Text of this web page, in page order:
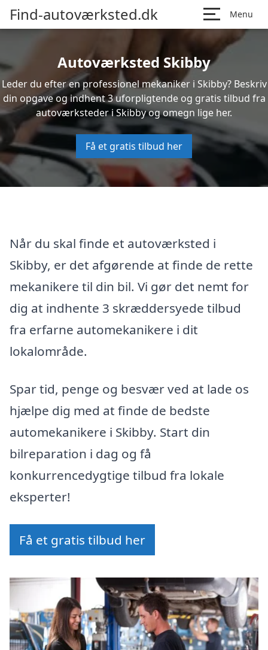
Find-autoværksted.dk Menu
Autoværksted Skibby
Leder du efter en professionel mekaniker i Skibby? Beskriv
din opgave og indhent 3 uforpligtende og gratis tilbud fra
autoværksteder i Skibby og omegn lige her.
Få et gratis tilbud her
Når du skal finde et autoværksted i
Skibby, er det afgørende at finde de rette
mekanikere til din bil. Vi gør det nemt for
dig at indhente 3 skræddersyede tilbud
fra erfarne automekanikere i dit
lokalområde.
Spar tid, penge og besvær ved at lade os
hjælpe dig med at finde de bedste
automekanikere i Skibby. Start din
bilreparation i dag og få
konkurrencedygtige tilbud fra lokale
eksperter!
Få et gratis tilbud her